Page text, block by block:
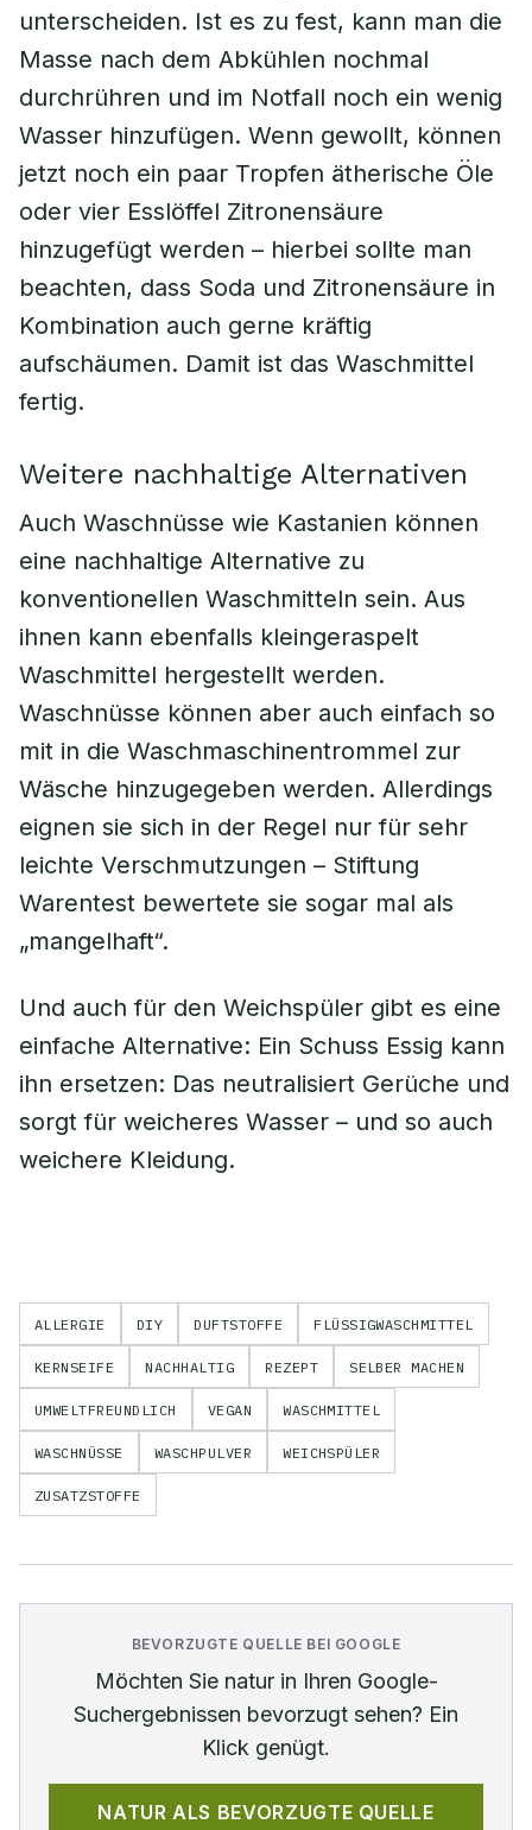
unterscheiden. Ist es zu fest, kann man die
Masse nach dem Abkühlen nochmal
durchrühren und im Notfall noch ein wenig
Wasser hinzufügen. Wenn gewollt, können
jetzt noch ein paar Tropfen ätherische Öle
oder vier Esslöffel Zitronensäure
hinzugefügt werden – hierbei sollte man
beachten, dass Soda und Zitronensäure in
Kombination auch gerne kräftig
aufschäumen. Damit ist das Waschmittel
fertig.
Weitere nachhaltige Alternativen
Auch Waschnüsse wie Kastanien können
eine nachhaltige Alternative zu
konventionellen Waschmitteln sein. Aus
ihnen kann ebenfalls kleingeraspelt
Waschmittel hergestellt werden.
Waschnüsse können aber auch einfach so
mit in die Waschmaschinentrommel zur
Wäsche hinzugegeben werden. Allerdings
eignen sie sich in der Regel nur für sehr
leichte Verschmutzungen – Stiftung
Warentest bewertete sie sogar mal als
„mangelhaft“.
Und auch für den Weichspüler gibt es eine
einfache Alternative: Ein Schuss Essig kann
ihn ersetzen: Das neutralisiert Gerüche und
sorgt für weicheres Wasser – und so auch
weichere Kleidung.
ALLERGIE DIY DUFTSTOFFE FLÜSSIGWASCHMITTEL
KERNSEIFE NACHHALTIG REZEPT SELBER MACHEN
UMWELTFREUNDLICH VEGAN WASCHMITTEL
WASCHNÜSSE WASCHPULVER WEICHSPÜLER
ZUSATZSTOFFE
BEVORZUGTE QUELLE BEI GOOGLE
Möchten Sie naturin Ihren Google-
Suchergebnissen bevorzugt sehen? Ein
Klick genügt.
NATUR ALS BEVORZUGTE QUELLE